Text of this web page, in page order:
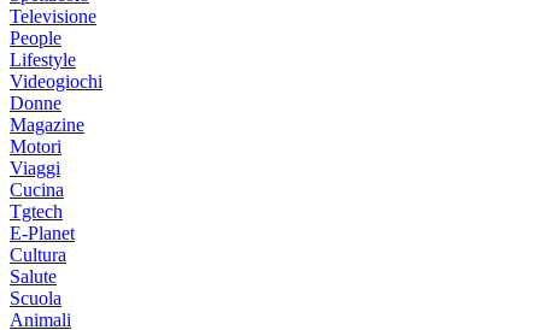
Televisione
People
Lifestyle
Videogiochi
Donne
Magazine
Motori
Viaggi
Cucina
Tgtech
E-Planet
Cultura
Salute
Scuola
Animali